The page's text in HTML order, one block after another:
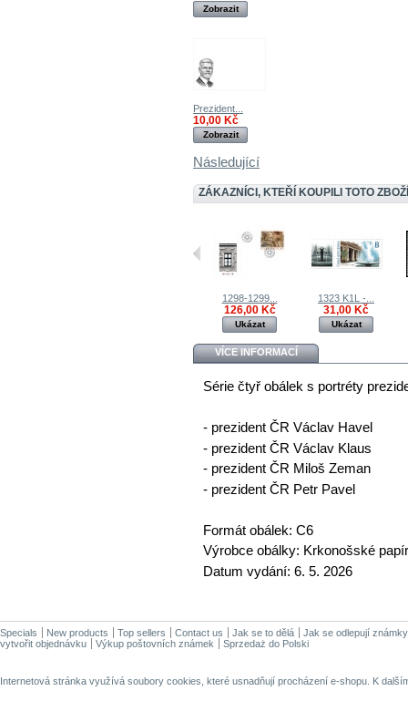
Zobrazit
Prezident...
10,00 Kč
Zobrazit
Následující
ZÁKAZNÍCI, KTEŘÍ KOUPILI TOTO
1298-1299...
126,00 Kč
Ukázat
1323 K1L -...
31,00 Kč
Ukázat
VÍCE INFORMACÍ
Série čtyř obálek s portréty
- prezident ČR Václav Havel
- prezident ČR Václav Klaus
- prezident ČR Miloš Zeman
- prezident ČR Petr Pavel
Formát obálek: C6
Výrobce obálky: Krkonošské
Datum vydání: 6. 5. 2026
Specials New products Top sellers Contact us Jak se to dělá
Jak se odlepují známky
vytvořit objednávku
Výkup poštovních známek Sprzedaż do Polski
Internetová stránka využívá soubory cookies, které usnadňují procházení e-shopu. K